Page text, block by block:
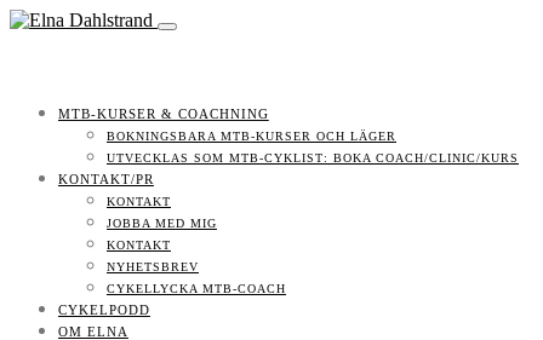
MTB-KURSER & COACHNING
BOKNINGSBARA MTB-KURSER OCH LÄGER
UTVECKLAS SOM MTB-CYKLIST: BOKA COACH/CLINIC/KURS
KONTAKT/PR
KONTAKT
JOBBA MED MIG
KONTAKT
NYHETSBREV
CYKELLYCKA MTB-COACH
CYKELPODD
OM ELNA